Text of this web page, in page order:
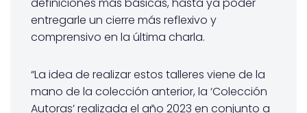
definiciones más básicas, hasta ya poder
entregarle un cierre más reflexivo y
comprensivo en la última charla.
“La idea de realizar estos talleres viene de la
mano de la colección anterior, la ‘Colección
Autoras’ realizada el año 2023 en conjunto a